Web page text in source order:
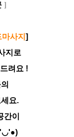
]
사지 ]
지로
려요 !
요.
간이